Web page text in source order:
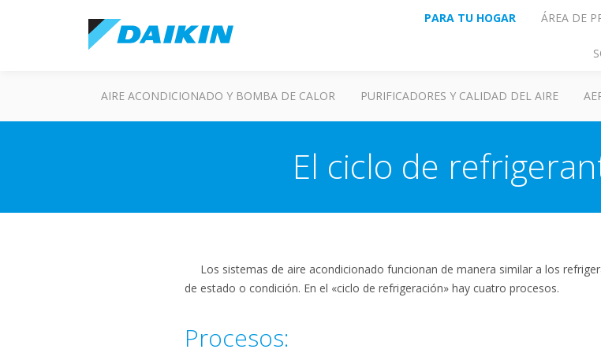
PARA TU HOGAR ÁREA DE
AIRE ACONDICIONADO Y BOMBA DE CALOR PURIFICADORES Y CALIDAD DEL AIRE
El ciclo de
Los sistemas de aire acondicionado funcionan de manera similar a los
de estado o condición. En el «ciclo de refrigeración» hay cuatro procesos.
Procesos: